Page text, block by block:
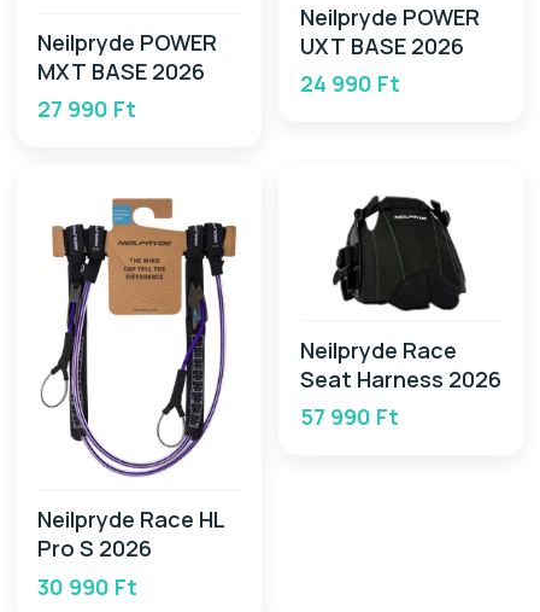
Neilpryde POWER
MXT BASE 2026
27 990 Ft
Neilpryde POWER
UXT BASE 2026
24 990 Ft
Neilpryde Race HL
Pro S 2026
30 990 Ft
Neilpryde Race
Seat Harness 2026
57 990 Ft